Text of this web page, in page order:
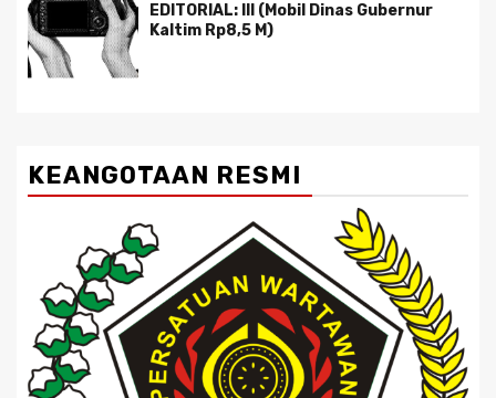
EDITORIAL: III (Mobil Dinas Gubernur
Kaltim Rp8,5 M)
KEANGOTAAN RESMI